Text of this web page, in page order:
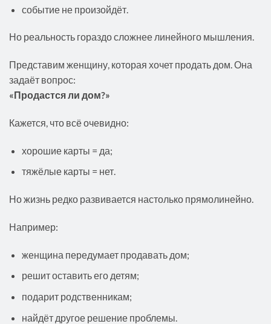
событие не произойдёт.
Но реальность гораздо сложнее линейного мышления.
Представим женщину, которая хочет продать дом. Она
задаёт вопрос:
«Продастся ли дом?»
Кажется, что всё очевидно:
хорошие карты = да;
тяжёлые карты = нет.
Но жизнь редко развивается настолько прямолинейно.
Например:
женщина передумает продавать дом;
решит оставить его детям;
подарит родственникам;
найдёт другое решение проблемы.